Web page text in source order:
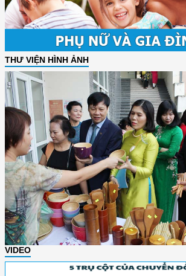
THƯ VIỆN HÌNH ẢNH
VIDEO